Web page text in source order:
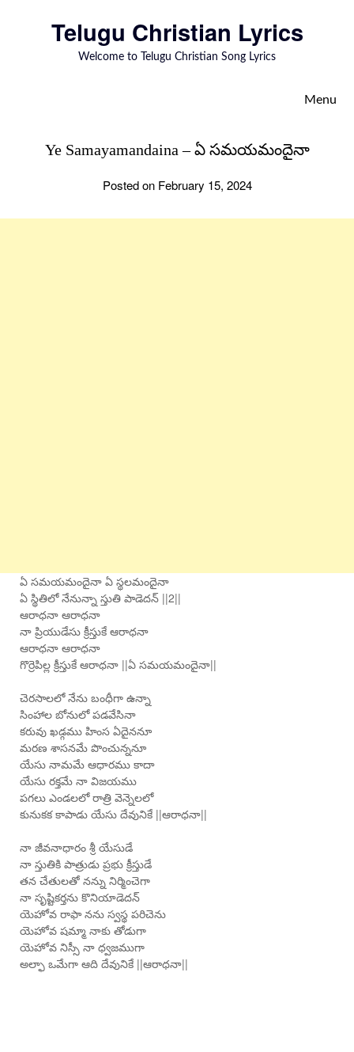
Telugu Christian Lyrics
Welcome to Telugu Christian Song Lyrics
Menu
Ye Samayamandaina – ఏ సమయమందైనా
Posted on February 15, 2024
ఏ సమయమందైనా ఏ స్థలమందైనా
ఏ స్థితిలో నేనున్నా స్తుతి పాడెదన్ ||2||
ఆరాధనా ఆరాధనా
నా ప్రియుడేసు క్రీస్తుకే ఆరాధనా
ఆరాధనా ఆరాధనా
గొర్రెపిల్ల క్రీస్తుకే ఆరాధనా ||ఏ సమయమందైనా||
చెరసాలలో నేను బంధీగా ఉన్నా
సింహాల బోనులో పడవేసినా
కరువు ఖడ్గము హింస ఏదైననూ
మరణ శాసనమే పొంచున్ననూ
యేసు నామమే ఆధారము కాదా
యేసు రక్తమే నా విజయము
పగలు ఎండలలో రాత్రి వెన్నెలలో
కునుకక కాపాడు యేసు దేవునికే ||ఆరాధనా||
నా జీవనాధారం శ్రీ యేసుడే
నా స్తుతికి పాత్రుడు ప్రభు క్రీస్తుడే
తన చేతులతో నన్ను నిర్మించెగా
నా సృష్టికర్తను కొనియాడెదన్
యెహోవ రాఫా నను స్వస్థ పరిచెను
యెహోవ షమ్మా నాకు తోడుగా
యెహోవ నిస్సీ నా ధ్వజముగా
అల్ఫా ఒమేగా ఆది దేవునికే ||ఆరాధనా||